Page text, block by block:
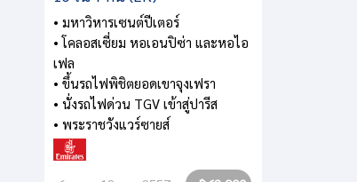
• มหาวิหารเซนต์ปีเตอร์
• โคลอสเซี่ยม หอเอนปิซ่า และหอไอ
เฟล
• ขึ้นรถไฟพิชิตยอดเขาจุงเฟรา
• นั่งรถไฟด่วน TGV เข้าสู่ปารีส
• พระราชวังแวร์ซายส์